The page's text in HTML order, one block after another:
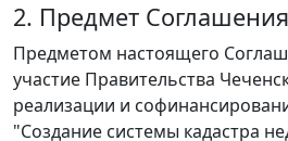
2. Предмет Соглашения
Предметом настоящего
участие Правительства
реализации и
"Создание системы кадастра